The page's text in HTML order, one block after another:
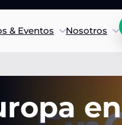
& Eventos Nosotros
en